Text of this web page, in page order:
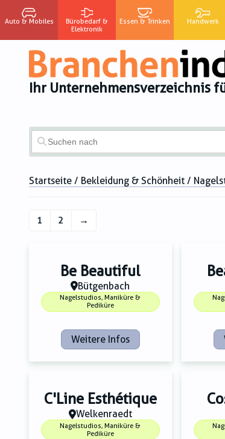
Auto & Mobiles
Bürobedarf &
Elektronik
Essen & Trinken Handwerk
Ihr Unternehmensverzeichnis
Startseite / Bekleidung & Schönheit /
1 2 →
Be Beautiful
Bütgenbach
Nagelstudios, Maniküre &
Pediküre
Weitere Infos
C'Line Esthétique
Welkenraedt
Nagelstudios, Maniküre &
Pediküre